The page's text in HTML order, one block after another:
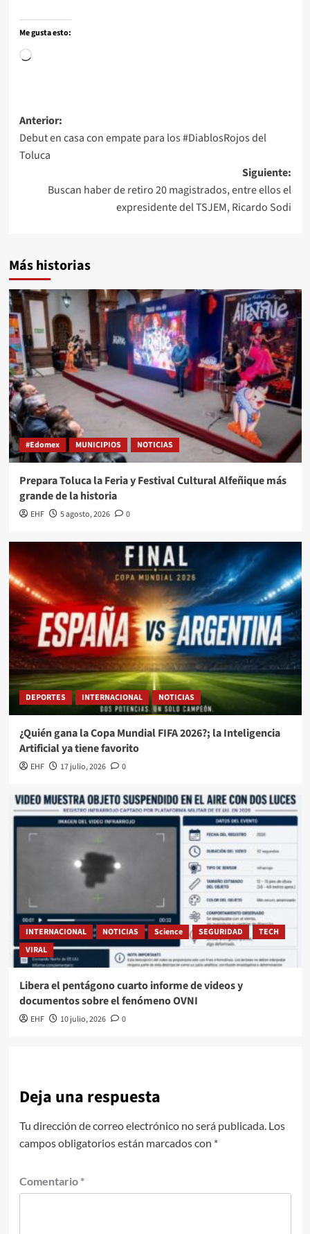
Me gusta esto:
Anterior:
Debut en casa con empate para los #DiablosRojos del
Toluca
Siguiente:
Buscan haber de retiro 20 magistrados, entre ellos el
expresidente del TSJEM, Ricardo Sodi
Más historias
#Edomex MUNICIPIOS NOTICIAS
Prepara Toluca la Feria y Festival Cultural Alfeñique más
grande de la historia
EHF 5 agosto, 2026 0
DEPORTES INTERNACIONAL NOTICIAS
¿Quién gana la Copa Mundial FIFA 2026?; la Inteligencia
Artificial ya tiene favorito
EHF 17 julio, 2026 0
INTERNACIONAL NOTICIAS Science SEGURIDAD
TECH
VIRAL
Libera el pentágono cuarto informe de videos y
documentos sobre el fenómeno OVNI
EHF 10 julio, 2026 0
Deja una respuesta
Tu dirección de correo electrónico no será publicada. Los
campos obligatorios están marcados con *
Comentario *